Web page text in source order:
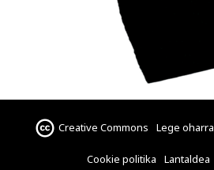
Creative Commons Lege oharra
Cookie politika Lantaldea